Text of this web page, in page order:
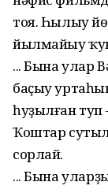
тоя. Һылыу
йылмайыу
... Бына улар
баҫыу
һуҙылған туп
Ҡоштар
сорлай.
... Бына